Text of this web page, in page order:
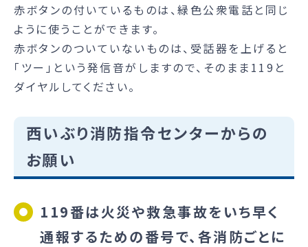
赤ボタンの付いているものは、緑色公衆電話と同じ
ように使うことができます。
赤ボタンのついていないものは、受話器を上げると
「ツー」という発信音がしますので、そのまま119と
ダイヤルしてください。
西いぶり消防指令センターからの
お願い
119番は火災や救急事故をいち早く
通報するための番号で、各消防ごとに